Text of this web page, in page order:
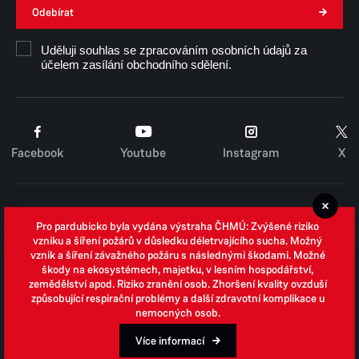
Číslo příjmového účtu: 181570036/0300
Odebírat
Uděluji souhlas se zpracováním osobních údajů za
účelem zasílání obchodního sdělení.
Facebook Youtube Instagram X
Zpracování osobních údajů
Whistleblowing
Open data
Povinně zveřejňované informace
Prohlášení o přístupnosti
Pro pardubicko byla vydána výstraha ČHMÚ: Zvýšené riziko
vzniku a šíření požárů v důsledku déletrvajícího sucha. Možný
vznik a šíření závažného požáru s následnými škodami. Možné
škody na ekosystémech, majetku, v lesním hospodářství,
zemědělství apod. Riziko zranění osob. Zhoršení kvality ovzduší
způsobující respirační problémy a další zdravotní komplikace u
nemocných osob.
Více informací